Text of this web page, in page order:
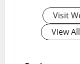
Visit
View